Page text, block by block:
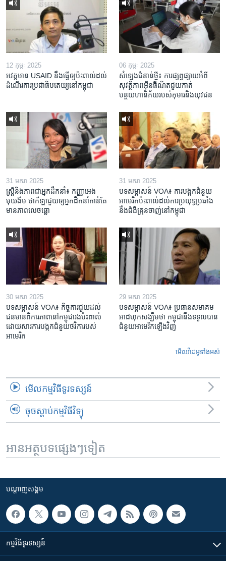
12 កុម្ភៈ 2025
អវត្តមាន USAID នឹងធ្វើឲ្យប៉ះពាល់ដល់
ដំណើរការប្រជាធិបតេយ្យនៅកម្ពុជា
06 កុម្ភៈ 2025
សំឡេងជំនាន់ថ្មី៖ ការផ្សព្វផ្សាយអំពី
សុវត្ថិភាពអ៊ីនធឺណិតជួយកាត់
បន្ថយហានិភ័យរបស់កុមារនិងយុវជន
31 មករា 2025
ស្រ្តី​និង​ភាព​ជា​អ្នក​ដឹកនាំ៖ កញ្ញា​អេង
មុយងីម ថា​កីឡា​ជួយឲ្យ​អ្នកដឹកនាំ​កាន់តែ​
មាន​ភាព​លេចធ្លោ
31 មករា 2025
បទសម្ភាសន៍ VOA៖ ការបង្កក​ជំនួយ​
អាមេរិក​ប៉ះពាល់ដល់​ការប្រយុទ្ធ​ប្រឆាំង​
នឹង​ជំងឺ​គ្រុនចាញ់​នៅ​កម្ពុជា
30 មករា 2025
បទសម្ភាសន៍ VOA៖ កិច្ចការ​ជួយ​ដល់​
ជន​មាន​ពិការភាព​នៅកម្ពុជា​រង​ប៉ះពាល់​
ដោយសារ​ការ​បង្កក​ជំនួយ​ថវិកា​របស់​
អាមេរិក
29 មករា 2025
បទសម្ភាសន៍ VOA៖ ប្រធាន​សមាគម​
អាដហុក​សង្ឃឹម​ថា កម្ពុជា​នឹង​ទទួល​បាន​
ជំនួយ​អាមេរិក​ឡើងវិញ
មើល​វីដេអូ​ទាំង​អស់
មើល​កម្មវិធី​ទូរទស្សន៍
ចុចស្តាប់កម្មវិធីវិទ្យុ
អានអត្ថបទផ្សេងៗទៀត
បណ្តាញ​សង្គម
កម្មវិធី​ទូរទស្សន៍